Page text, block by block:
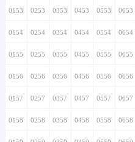
0153 0253 0353 0453 0553 0653
0154 0254 0354 0454 0554 0654
0155 0255 0355 0455 0555 0655
0156 0256 0356 0456 0556 0656
0157 0257 0357 0457 0557 0657
0158 0258 0358 0458 0558 0658